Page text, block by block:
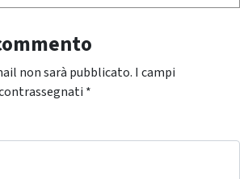
non sarà pubblicato. I campi
*